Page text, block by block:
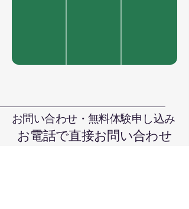
お問い合わせ・無料体験申し込み
お電話で直接お問い合わせ